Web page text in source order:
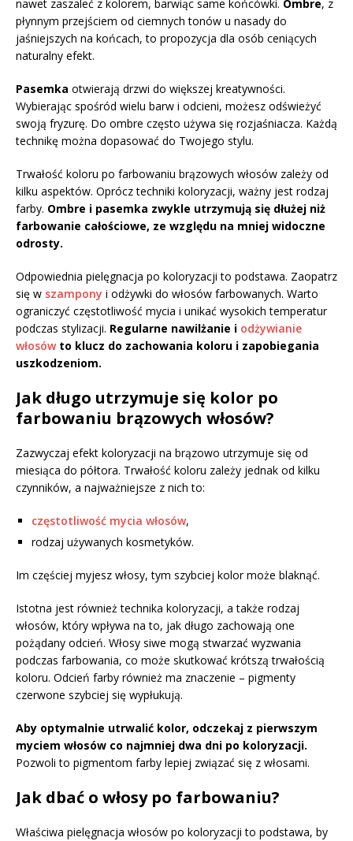
nawet zaszaleć z kolorem, barwiąc same końcówki. Ombre, z
płynnym przejściem od ciemnych tonów u nasady do
jaśniejszych na końcach, to propozycja dla osób ceniących
naturalny efekt.
Pasemka otwierają drzwi do większej kreatywności.
Wybierając spośród wielu barw i odcieni, możesz odświeżyć
swoją fryzurę. Do ombre często używa się rozjaśniacza. Każdą
technikę można dopasować do Twojego stylu.
Trwałość koloru po farbowaniu brązowych włosów zależy od
kilku aspektów. Oprócz techniki koloryzacji, ważny jest rodzaj
farby. Ombre i pasemka zwykle utrzymują się dłużej niż
farbowanie całościowe, ze względu na mniej widoczne
odrosty.
Odpowiednia pielęgnacja po koloryzacji to podstawa. Zaopatrz
się w szampony i odżywki do włosów farbowanych. Warto
ograniczyć częstotliwość mycia i unikać wysokich temperatur
podczas stylizacji. Regularne nawilżanie i odżywianie
włosówto klucz do zachowania koloru i zapobiegania
uszkodzeniom.
Jak długo utrzymuje się kolor po
farbowaniu brązowych włosów?
Zazwyczaj efekt koloryzacji na brązowo utrzymuje się od
miesiąca do półtora. Trwałość koloru zależy jednak od kilku
czynników, a najważniejsze z nich to:
częstotliwość mycia włosów,
rodzaj używanych kosmetyków.
Im częściej myjesz włosy, tym szybciej kolor może blaknąć.
Istotna jest również technika koloryzacji, a także rodzaj
włosów, który wpływa na to, jak długo zachowają one
pożądany odcień. Włosy siwe mogą stwarzać wyzwania
podczas farbowania, co może skutkować krótszą trwałością
koloru. Odcień farby również ma znaczenie – pigmenty
czerwone szybciej się wypłukują.
Aby optymalnie utrwalić kolor, odczekaj z pierwszym
myciem włosów co najmniej dwa dni po koloryzacji.
Pozwoli to pigmentom farby lepiej związać się z włosami.
Jak dbać o włosy po farbowaniu?
Właściwa pielęgnacja włosów po koloryzacji to podstawa, by